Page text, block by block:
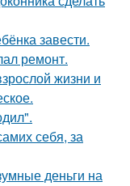
завести.
ремонт.
жизни и
себя, за
деньги на